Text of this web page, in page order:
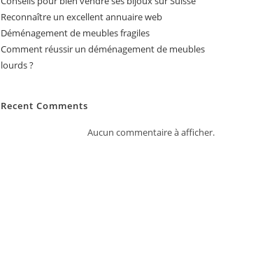
Reconnaître un excellent annuaire web
Déménagement de meubles fragiles
Comment réussir un déménagement de meubles
lourds ?
Recent Comments
Aucun commentaire à afficher.